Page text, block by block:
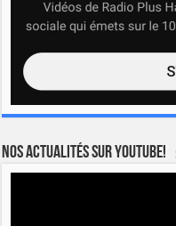
Nos actualités sur YOUTUBE!